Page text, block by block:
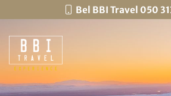
Bel BBI Travel 050